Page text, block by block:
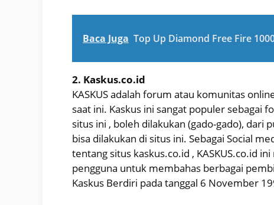
Baca Juga Top Up Diamond Free Fire
2. Kaskus.co.id
KASKUS adalah forum atau komunitas
saat ini. Kaskus ini sangat populer sebagai
situs ini , boleh dilakukan (gado-gado), dari
bisa dilakukan di situs ini. Sebagai Social
tentang situs kaskus.co.id , KASKUS.co.id
pengguna untuk membahas berbagai
Kaskus Berdiri pada tanggal 6 November